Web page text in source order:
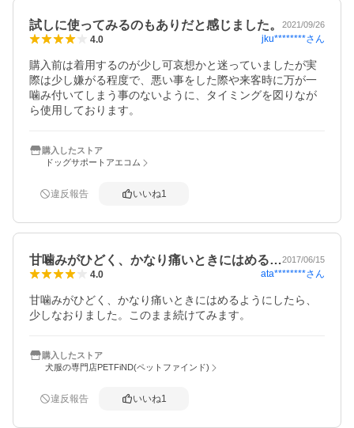
試しに使ってみるのもありだと感じました。 2021/09/26
4.0 jku********さん
購入前は着用するのが少し可哀想かと迷っていましたが実
際は少し嫌がる程度で、悪い事をした際や来客時に万が一
噛み付いてしまう事のないように、タイミングを図りなが
ら使用しております。
購入したストア
ドッグサポートアエコム
違反報告 いいね1
甘噛みがひどく、かなり痛いときにはめる…2017/06/15
4.0 ata********さん
甘噛みがひどく、かなり痛いときにはめるようにしたら、
少しなおりました。このまま続けてみます。
購入したストア
犬服の専門店PETFiND(ペットファインド)
違反報告 いいね1